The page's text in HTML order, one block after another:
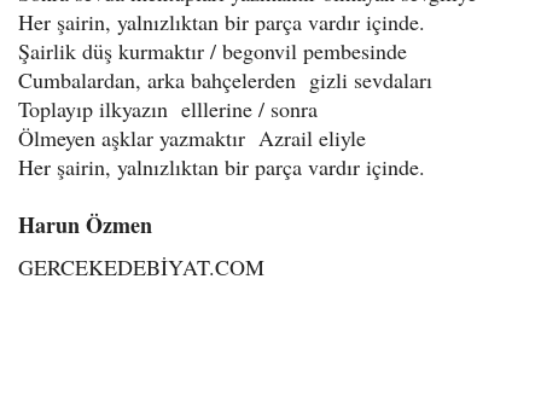
Her şairin, yalnızlıktan bir parça vardır içinde.
Şairlik düş kurmaktır / begonvil pembesinde
Cumbalardan, arka bahçelerden gizli sevdaları
Toplayıp ilkyazın elllerine / sonra
Ölmeyen aşklar yazmaktır Azrail eliyle
Her şairin, yalnızlıktan bir parça vardır içinde.
Harun Özmen
GERCEKEDEBİYAT.COM